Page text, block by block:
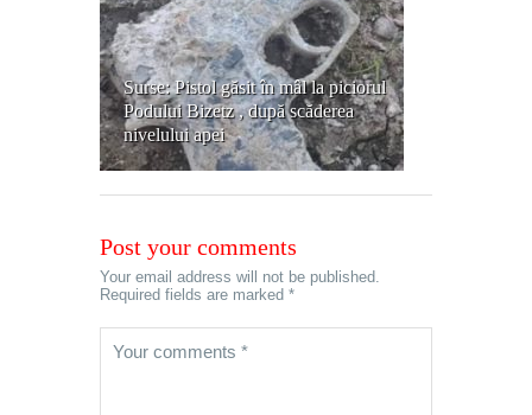
Surse: Pistol găsit în mâl la piciorul
Podului Bizetz , după scăderea
nivelului apei
Post your comments
Your email address will not be published.
Required fields are marked *